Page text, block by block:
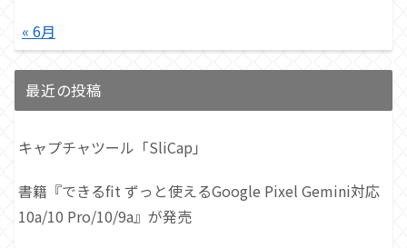
« 6月
最近の投稿
キャプチャツール「SliCap」
書籍『できるfit ずっと使えるGoogle Pixel Gemini対応
10a/10 Pro/10/9a』が発売